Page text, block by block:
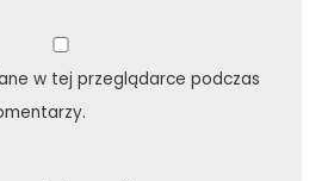
w tej przeglądarce podczas